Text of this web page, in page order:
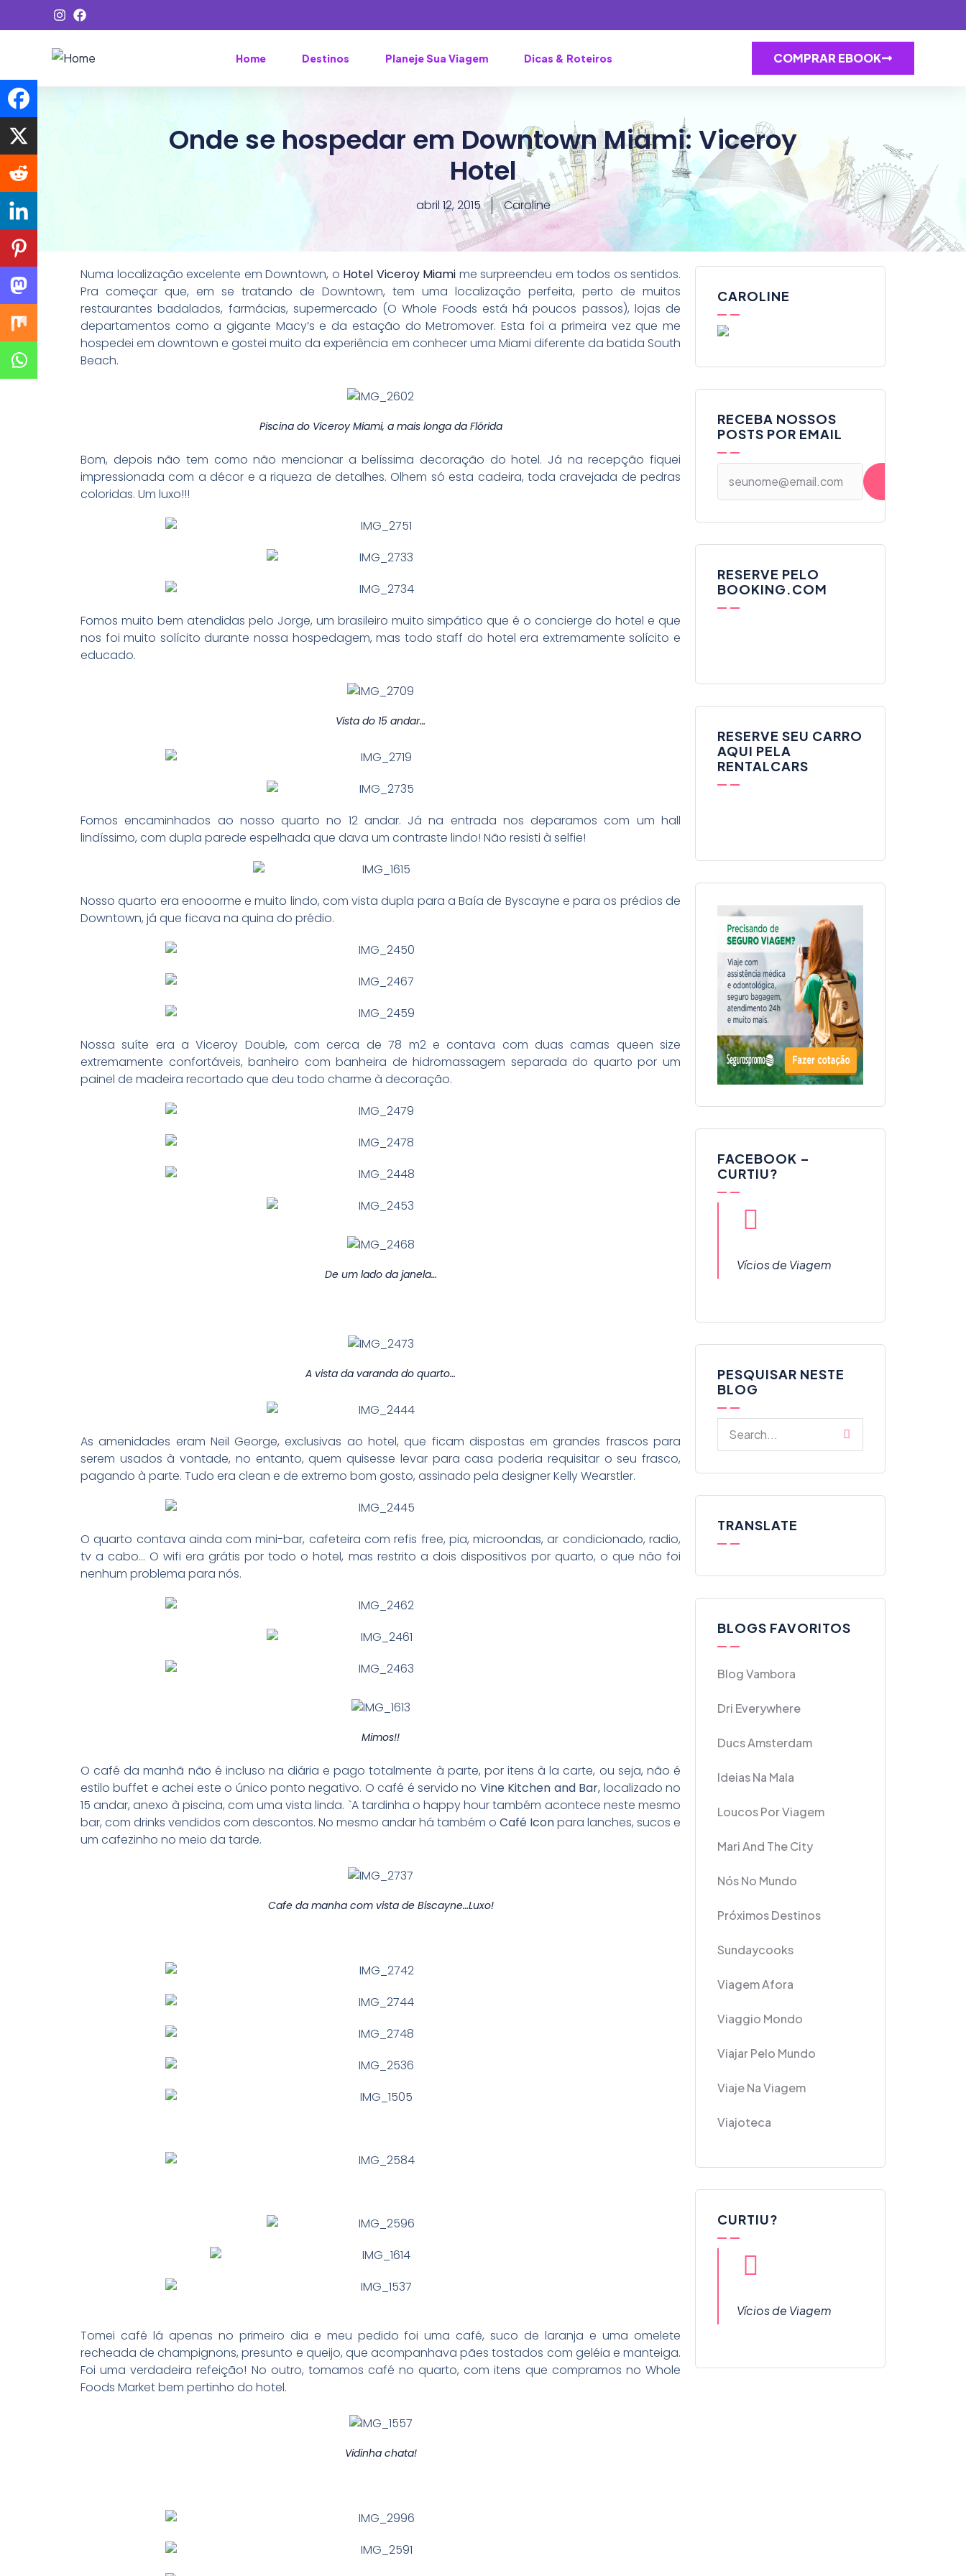
Home Destinos Planeje Sua Viagem Dicas & Roteiros COMPRAR EBOOK
Onde se hospedar em Downtown Miami: Viceroy
Hotel
abril 12, 2015 Caroline
Numa localização excelente em Downtown, o Hotel Viceroy Miami me surpreendeu em todos os sentidos.
Pra começar que, em se tratando de Downtown, tem uma localização perfeita, perto de muitos
restaurantes badalados, farmácias, supermercado (O Whole Foods está há poucos passos), lojas de
departamentos como a gigante Macy’s e da estação do Metromover. Esta foi a primeira vez que me
hospedei em downtown e gostei muito da experiência em conhecer uma Miami diferente da batida South
Beach.
Piscina do Viceroy Miami, a mais longa da Flórida
Bom, depois não tem como não mencionar a belíssima decoração do hotel. Já na recepção fiquei
impressionada com a décor e a riqueza de detalhes. Olhem só esta cadeira, toda cravejada de pedras
coloridas. Um luxo!!!
Fomos muito bem atendidas pelo Jorge, um brasileiro muito simpático que é o concierge do hotel e que
nos foi muito solícito durante nossa hospedagem, mas todo staff do hotel era extremamente solícito e
educado.
Vista do 15 andar…
Fomos encaminhados ao nosso quarto no 12 andar. Já na entrada nos deparamos com um hall
lindíssimo, com dupla parede espelhada que dava um contraste lindo! Não resisti à selfie!
Nosso quarto era enooorme e muito lindo, com vista dupla para a Baía de Byscayne e para os prédios de
Downtown, já que ficava na quina do prédio.
Nossa suíte era a Viceroy Double, com cerca de 78 m2 e contava com duas camas queen size
extremamente confortáveis, banheiro com banheira de hidromassagem separada do quarto por um
painel de madeira recortado que deu todo charme à decoração.
De um lado da janela…
A vista da varanda do quarto…
As amenidades eram Neil George, exclusivas ao hotel, que ficam dispostas em grandes frascos para
serem usados à vontade, no entanto, quem quisesse levar para casa poderia requisitar o seu frasco,
pagando à parte. Tudo era clean e de extremo bom gosto, assinado pela designer Kelly Wearstler.
O quarto contava ainda com mini-bar, cafeteira com refis free, pia, microondas, ar condicionado, radio,
tv a cabo… O wifi era grátis por todo o hotel, mas restrito a dois dispositivos por quarto, o que não foi
nenhum problema para nós.
Mimos!!
O café da manhã não é incluso na diária e pago totalmente à parte, por itens à la carte, ou seja, não é
estilo buffet e achei este o único ponto negativo. O café é servido no Vine Kitchen and Bar, localizado no
15 andar, anexo à piscina, com uma vista linda. `A tardinha o happy hour também acontece neste mesmo
bar, com drinks vendidos com descontos. No mesmo andar há também o Café Iconpara lanches, sucos e
um cafezinho no meio da tarde.
Cafe da manha com vista de Biscayne…Luxo!
Tomei café lá apenas no primeiro dia e meu pedido foi uma café, suco de laranja e uma omelete
recheada de champignons, presunto e queijo, que acompanhava pães tostados com geléia e manteiga.
Foi uma verdadeira refeição! No outro, tomamos café no quarto, com itens que compramos no Whole
Foods Market bem pertinho do hotel.
Vidinha chata!
CAROLINE
RECEBA NOSSOS
POSTS POR EMAIL
RESERVE PELO
BOOKING.COM
RESERVE SEU CARRO
AQUI PELA
RENTALCARS
FACEBOOK –
CURTIU?
Vícios de Viagem
PESQUISAR NESTE
BLOG
TRANSLATE
BLOGS FAVORITOS
Blog Vambora
Dri Everywhere
Ducs Amsterdam
Ideias Na Mala
Loucos Por Viagem
Mari And The City
Nós No Mundo
Próximos Destinos
Sundaycooks
Viagem Afora
Viaggio Mondo
Viajar Pelo Mundo
Viaje Na Viagem
Viajoteca
CURTIU?
Vícios de Viagem